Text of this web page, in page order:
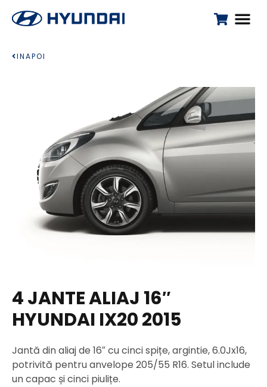
INAPOI
4 JANTE ALIAJ 16″
HYUNDAI IX20 2015
Jantă din aliaj de 16″ cu cinci spițe, argintie, 6.0Jx16,
potrivită pentru anvelope 205/55 R16. Setul include
un capac și cinci piulițe.